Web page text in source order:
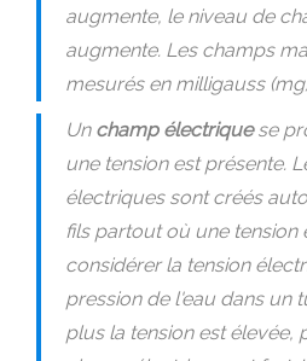
augmente, le niveau de
augmente. Les champs
mesurés en milligauss
Un champ électriquese
une tension est présente.
électriques sont créés
fils partout où une tension
considérer la tension
pression de l'eau dans un
plus la tension est élevée,